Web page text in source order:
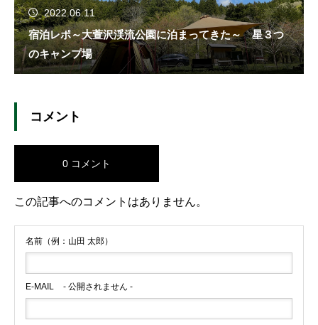
2022.06.11
宿泊レポ～大萱沢渓流公園に泊まってきた～ 星３つ
のキャンプ場
コメント
0 コメント
この記事へのコメントはありません。
名前（例：山田 太郎）
E-MAIL - 公開されません -